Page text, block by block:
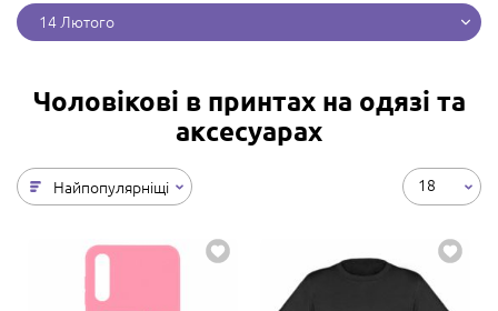
14 Лютого
Чоловікові в принтах на одязі та
аксесуарах
Найпопулярніщі 18